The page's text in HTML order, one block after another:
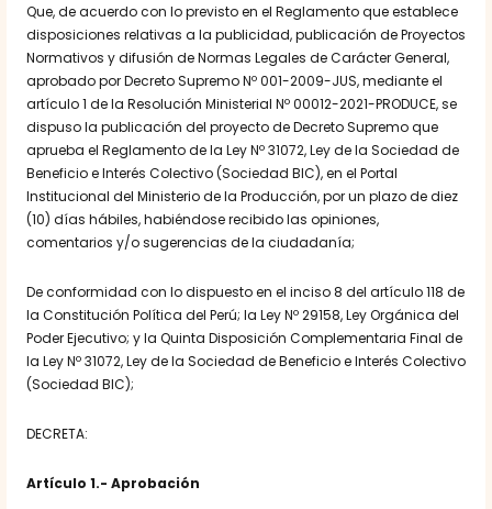
Que, de acuerdo con lo previsto en el Reglamento que establece
disposiciones relativas a la publicidad, publicación de Proyectos
Normativos y difusión de Normas Legales de Carácter General,
aprobado por Decreto Supremo Nº 001-2009-JUS, mediante el
artículo 1 de la Resolución Ministerial Nº 00012-2021-PRODUCE, se
dispuso la publicación del proyecto de Decreto Supremo que
aprueba el Reglamento de la Ley Nº 31072, Ley de la Sociedad de
Beneficio e Interés Colectivo (Sociedad BIC), en el Portal
Institucional del Ministerio de la Producción, por un plazo de diez
(10) días hábiles, habiéndose recibido las opiniones,
comentarios y/o sugerencias de la ciudadanía;
De conformidad con lo dispuesto en el inciso 8 del artículo 118 de
la Constitución Política del Perú; la Ley Nº 29158, Ley Orgánica del
Poder Ejecutivo; y la Quinta Disposición Complementaria Final de
la Ley Nº 31072, Ley de la Sociedad de Beneficio e Interés Colectivo
(Sociedad BIC);
DECRETA:
Artículo 1.- Aprobación